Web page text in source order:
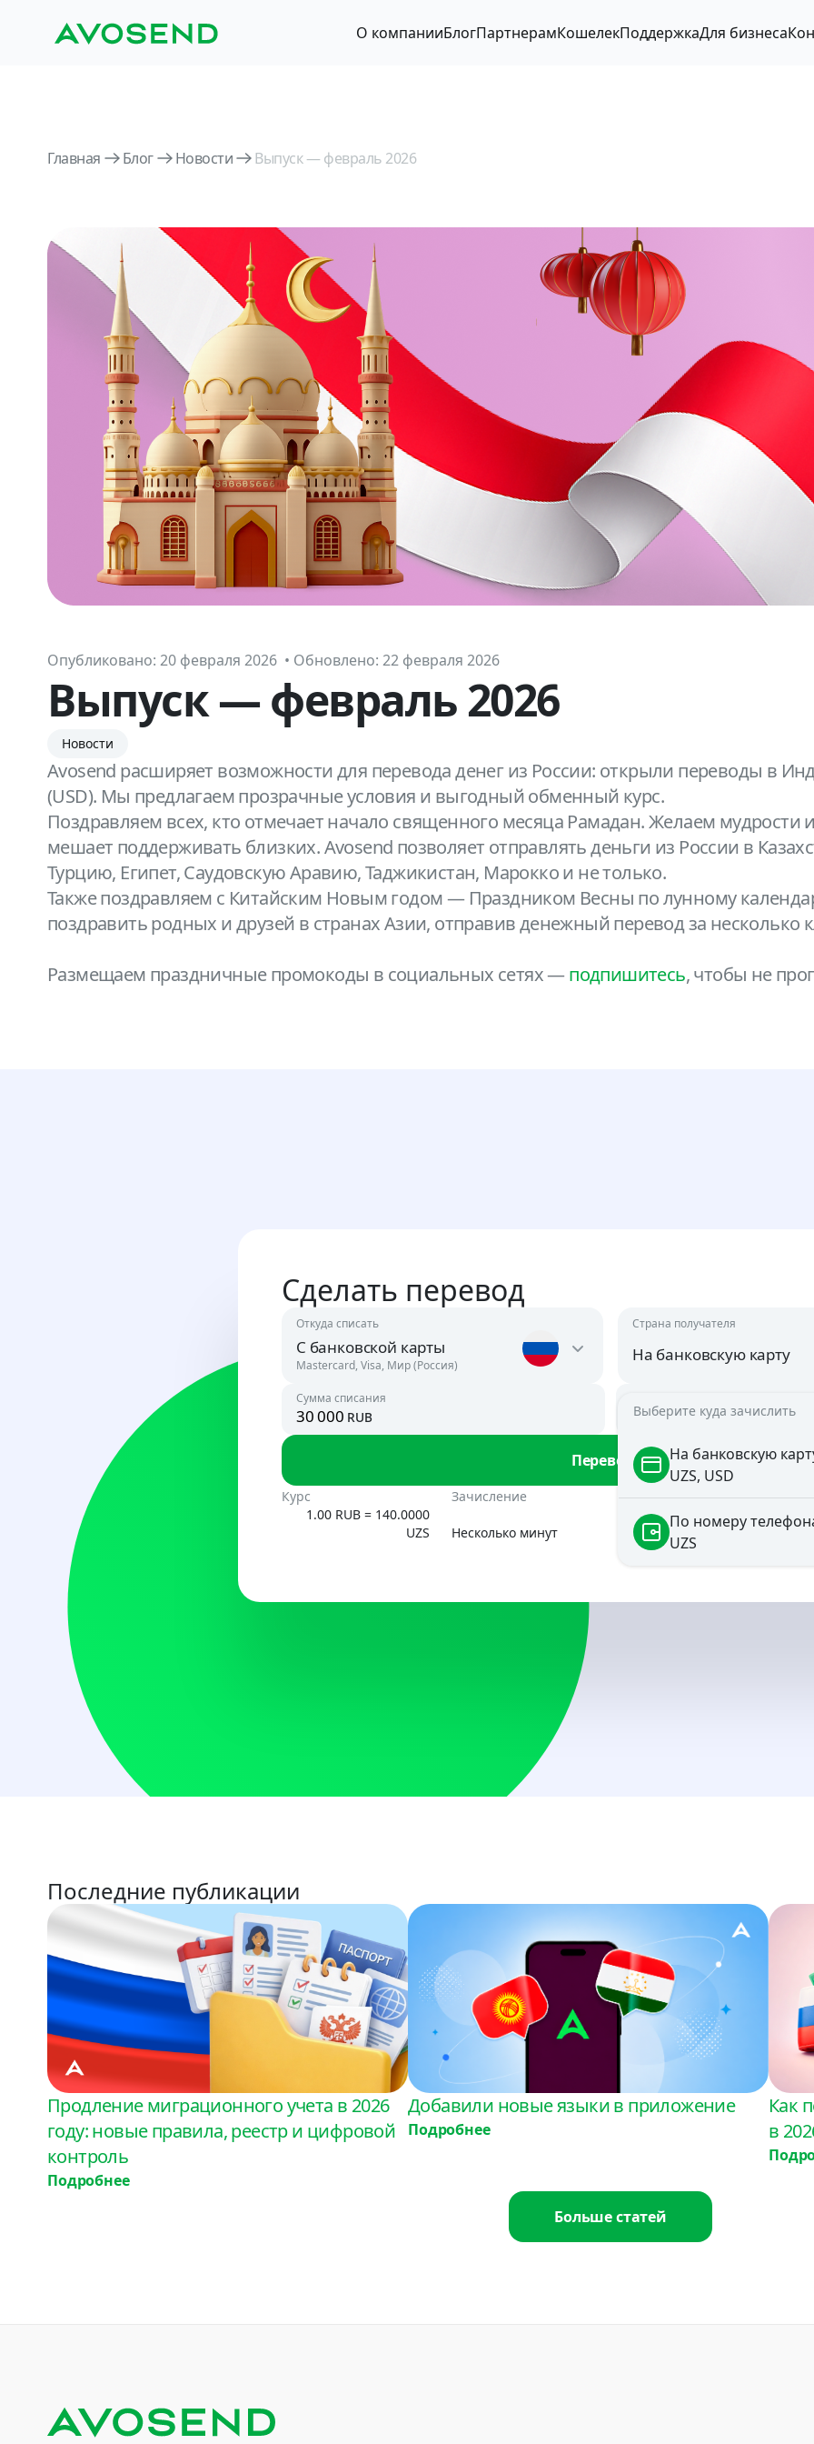
О компанииБлогПартнерамКошелекПоддержкаДля бизнеса
Главная Блог Новости Выпуск — февраль 2026
Опубликовано: 20 февраля 2026 • Обновлено: 22 февраля 2026
Выпуск — февраль 2026
Новости
Avosend расширяет возможности для перевода денег из России: открыли переводы в
(USD). Мы предлагаем прозрачные условия и выгодный обменный курс.
Поздравляем всех, кто отмечает начало священного месяца Рамадан. Желаем мудрости
мешает поддерживать близких. Avosend позволяет отправлять деньги из России в
Турцию, Египет, Саудовскую Аравию, Таджикистан, Марокко и не только.
Также поздравляем с Китайским Новым годом — Праздником Весны по лунному
поздравить родных и друзей в странах Азии, отправив денежный перевод за несколько
Размещаем праздничные промокоды в социальных сетях —подпишитесь, чтобы не
Сделать перевод
Откуда списать
С банковской карты
Mastercard, Visa, Мир (Россия)
Россия
Узбекистан
UZS
Страна получателя
На банковскую карту
Австрия
Азербайджан
Вьетнам
VND
Гана
USD
Гондурас
USD
Греция
Выберите куда зачислить
На банковскую
UZS, USD
По номеру
UZS
Сумма списания
rub uzs
Перевести
Курс
1.00 RUB = 140.0000
UZS
Зачисление
Несколько минут
Комиссия
29 RUB
Последние публикации
Продление миграционного учета в 2026
году: новые правила, реестр и цифровой
контроль
Подробнее
Добавили новые языки в приложение
Подробнее
Как
в
Больше статей